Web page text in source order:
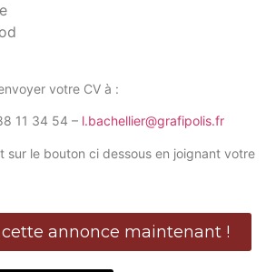
votre CV à :
11 34 54 – l.bachellier@grafipolis.fr
sur le bouton ci dessous en joignant votre
annonce maintenant !